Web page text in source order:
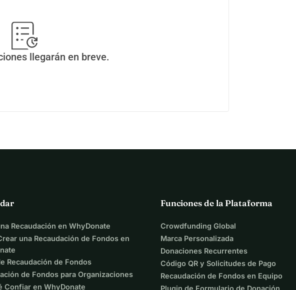
llegarán en breve.
Recaudación en WhyDonate
una Recaudación de Fondos en
Recaudación de Fondos
de Fondos para Organizaciones
Confiar en WhyDonate
Funciones de la Plataforma
Crowdfunding Global
Marca Personalizada
Donaciones Recurrentes
Código QR y Solicitudes de Pago
Recaudación de Fondos en Equipo